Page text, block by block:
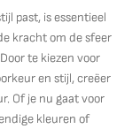
past, is essentieel
kracht om de sfeer
te kiezen voor
en stijl, creëer
Of je nu gaat voor
kleuren of